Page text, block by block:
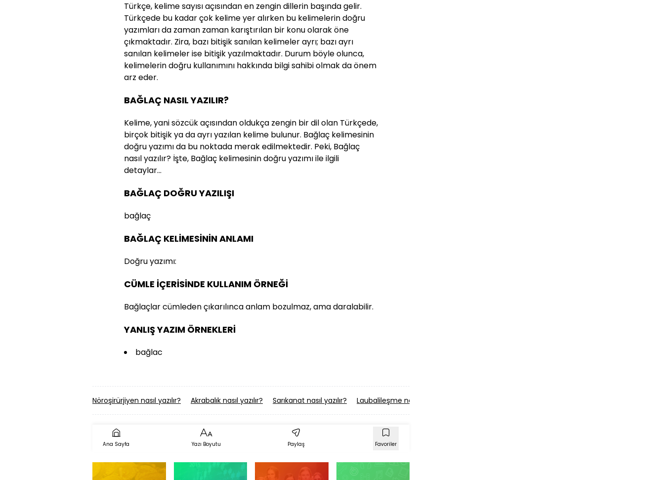
Türkçe, kelime sayısı açısından en zengin dillerin başında gelir.
Türkçede bu kadar çok kelime yer alırken bu kelimelerin doğru
yazımları da zaman zaman karıştırılan bir konu olarak öne
çıkmaktadır. Zira, bazı bitişik sanılan kelimeler ayrı; bazı ayrı
sanılan kelimeler ise bitişik yazılmaktadır. Durum böyle olunca,
kelimelerin doğru kullanımını hakkında bilgi sahibi olmak da önem
arz eder.
BAĞLAÇ NASIL YAZILIR?
Kelime, yani sözcük açısından oldukça zengin bir dil olan Türkçede,
birçok bitişik ya da ayrı yazılan kelime bulunur. Bağlaç kelimesinin
doğru yazımı da bu noktada merak edilmektedir. Peki, Bağlaç
nasıl yazılır? İşte, Bağlaç kelimesinin doğru yazımı ile ilgili
detaylar…
BAĞLAÇ DOĞRU YAZILIŞI
bağlaç
BAĞLAÇ KELİMESİNİN ANLAMI
Doğru yazımı:
CÜMLE İÇERİSİNDE KULLANIM ÖRNEĞİ
Bağlaçlar cümleden çıkarılınca anlam bozulmaz, ama daralabilir.
YANLIŞ YAZIM ÖRNEKLERİ
bağlac
Nöroşirürjiyen nasıl yazılır? Akrabalık nasıl yazılır? Sarıkanat nasıl yazılır? Laubalileşme nasıl yazılır?
Ana Sayfa Yazı Boyutu Paylaş Favoriler